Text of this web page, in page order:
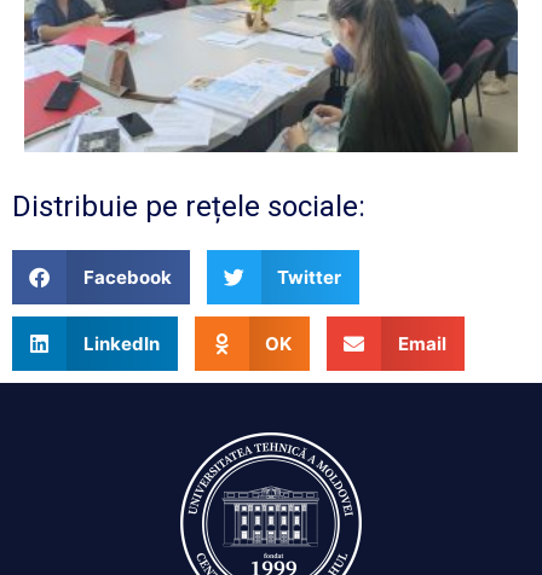
Distribuie pe rețele sociale:
Facebook Twitter
LinkedIn OK Email